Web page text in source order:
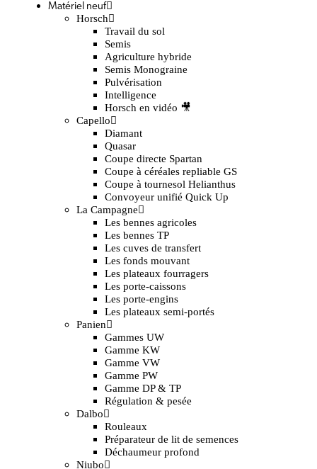
Matériel neuf
Horsch
Travail du sol
Semis
Agriculture hybride
Semis Monograine
Pulvérisation
Intelligence
Horsch en vidéo 🎥
Capello
Diamant
Quasar
Coupe directe Spartan
Coupe à céréales repliable GS
Coupe à tournesol Helianthus
Convoyeur unifié Quick Up
La Campagne
Les bennes agricoles
Les bennes TP
Les cuves de transfert
Les fonds mouvant
Les plateaux fourragers
Les porte-caissons
Les porte-engins
Les plateaux semi-portés
Panien
Gammes UW
Gamme KW
Gamme VW
Gamme PW
Gamme DP & TP
Régulation & pesée
Dalbo
Rouleaux
Préparateur de lit de semences
Déchaumeur profond
Niubo